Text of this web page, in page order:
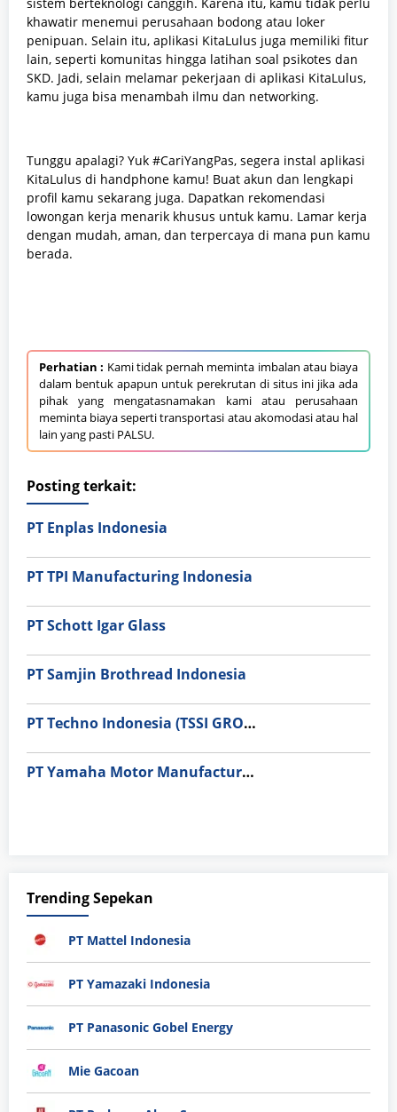
khawatir menemui perusahaan bodong atau loker
penipuan. Selain itu, aplikasi KitaLulus juga memiliki fitur
lain, seperti komunitas hingga latihan soal psikotes dan
SKD. Jadi, selain melamar pekerjaan di aplikasi KitaLulus,
kamu juga bisa menambah ilmu dan networking.
Tunggu apalagi? Yuk #CariYangPas, segera instal aplikasi
KitaLulus di handphone kamu! Buat akun dan lengkapi
profil kamu sekarang juga. Dapatkan rekomendasi
lowongan kerja menarik khusus untuk kamu. Lamar kerja
dengan mudah, aman, dan terpercaya di mana pun kamu
berada.
Perhatian : Kami tidak pernah meminta imbalan atau biaya
dalam bentuk apapun untuk perekrutan di situs ini jika ada
pihak yang mengatasnamakan kami atau perusahaan
meminta biaya seperti transportasi atau akomodasi atau hal
lain yang pasti PALSU.
Posting terkait:
PT Enplas Indonesia
PT TPI Manufacturing Indonesia
PT Schott Igar Glass
PT Samjin Brothread Indonesia
PT Techno Indonesia (TSSI GROUP)
PT Yamaha Motor Manufacturing
Trending Sepekan
PT Mattel Indonesia
PT Yamazaki Indonesia
PT Panasonic Gobel Energy
Mie Gacoan